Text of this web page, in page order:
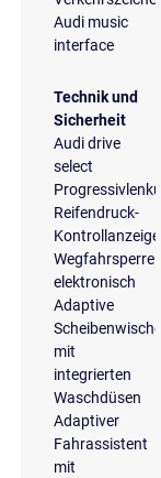
Audi music
interface
Technik und
Sicherheit
Audi drive
select
Reifendruck-
Kontrollanzeige
Wegfahrsperre
elektronisch
Adaptive
Scheibenwischer
mit
integrierten
Waschdüsen
Adaptiver
Fahrassistent
mit